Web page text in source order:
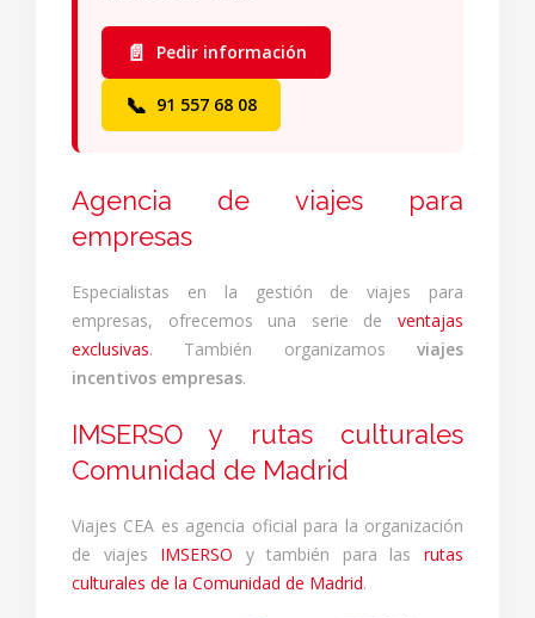
📄 Pedir información
📞 91 557 68 08
Agencia de viajes para
empresas
Especialistas en la gestión de viajes para
empresas, ofrecemos una serie de ventajas
exclusivas. También organizamos viajes
incentivos empresas.
IMSERSO y rutas culturales
Comunidad de Madrid
Viajes CEA es agencia oficial para la organización
de viajes IMSERSO y también para lasrutas
culturales de la Comunidad de Madrid.